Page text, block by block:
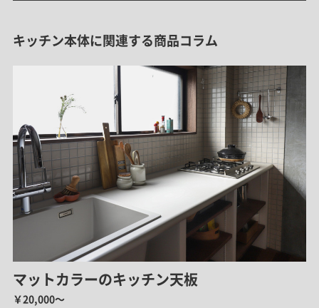
キッチン本体に関連する商品コラム
マットカラーのキッチン天板
￥20,000～